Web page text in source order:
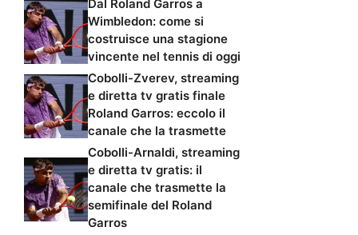
Dal Roland Garros a
Wimbledon: come si
costruisce una stagione
vincente nel tennis di oggi
Cobolli-Zverev, streaming
e diretta tv gratis finale
Roland Garros: eccolo il
canale che la trasmette
Cobolli-Arnaldi, streaming
e diretta tv gratis: il
canale che trasmette la
semifinale del Roland
Garros